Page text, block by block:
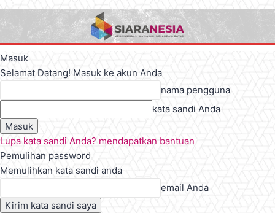
Masuk
Selamat Datang! Masuk ke akun Anda
nama pengguna
kata sandi Anda
Lupa kata sandi Anda? mendapatkan bantuan
Pemulihan password
Memulihkan kata sandi anda
email Anda